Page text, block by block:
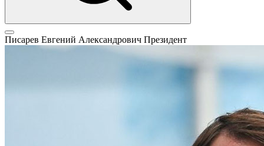
Писарев Евгений Александрович Президент